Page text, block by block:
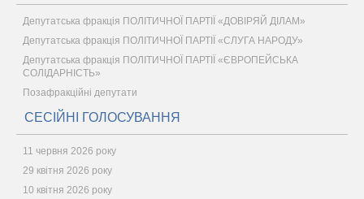
Депутатська фракція ПОЛІТИЧНОЇ ПАРТІЇ «ДОВІРЯЙ ДІЛАМ»
Депутатська фракція ПОЛІТИЧНОЇ ПАРТІЇ «СЛУГА НАРОДУ»
Депутатська фракція ПОЛІТИЧНОЇ ПАРТІЇ «ЄВРОПЕЙСЬКА
СОЛІДАРНІСТЬ»
Позафракційні депутати
СЕСІЙНІ ГОЛОСУВАННЯ
11 червня 2026 року
29 квітня 2026 року
10 квітня 2026 року